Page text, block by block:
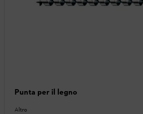
Punta per il legno
Altro